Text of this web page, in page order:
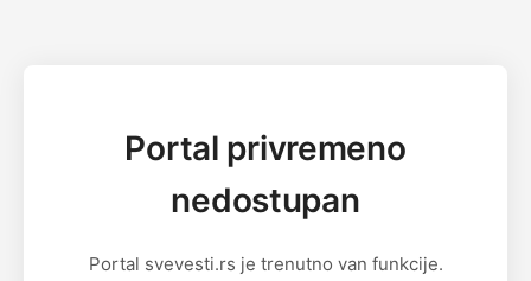
Portal privremeno
nedostupan
Portal svevesti.rs je trenutno van funkcije.